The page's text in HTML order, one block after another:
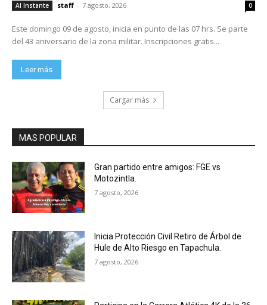
Al Instante staff - 7 agosto, 2026 0
Este domingo 09 de agosto, inicia en punto de las 07 hrs. Se parte
del 43 aniversario de la zona militar. Inscripciones gratis...
Leer más
Cargar más
MAS POPULAR
Gran partido entre amigos: FGE vs
Motozintla.
7 agosto, 2026
Inicia Protección Civil Retiro de Árbol de
Hule de Alto Riesgo en Tapachula.
7 agosto, 2026